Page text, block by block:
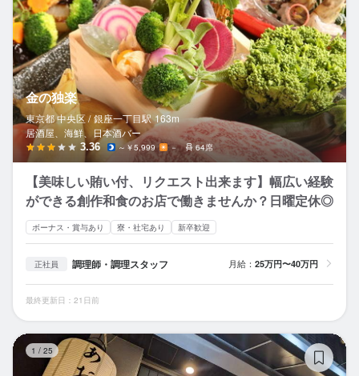
金の独楽
東京都 中央区 / 銀座一丁目駅 163m
居酒屋、海鮮、日本酒バー
3.36 ～￥5,999 － 64席
【美味しい賄い付、リクエスト出来ます】幅広い経験
ができる創作和食のお店で働きませんか？日曜定休◎
ボーナス・賞与あり 寮・社宅あり 新卒歓迎
正社員 調理師・調理スタッフ 月給： 25万円〜40万円
最終更新日：21日前
1 / 25